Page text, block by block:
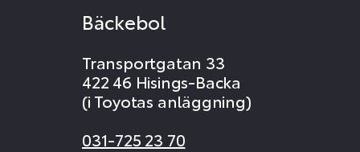
Bäckebol
Transportgatan 33
422 46 Hisings-Backa
(i Toyotas anläggning)
031-725 23 70